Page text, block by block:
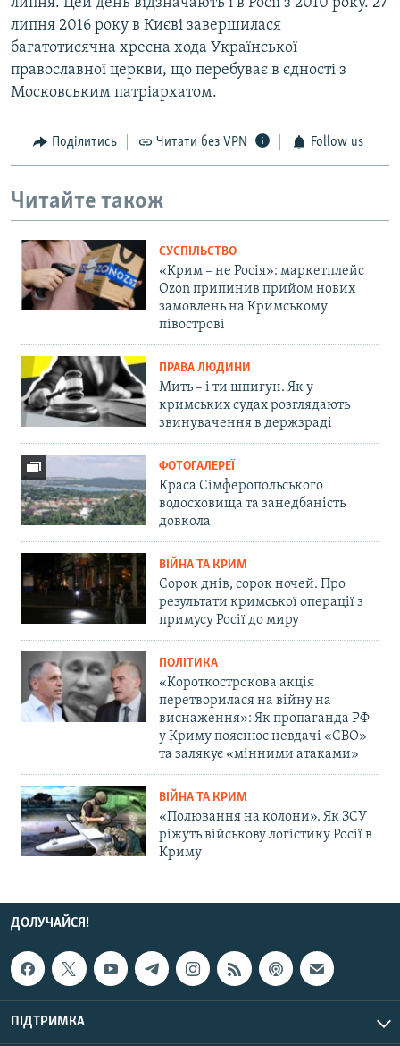
липня. Цей день відзначають і в Росії з 2010 року. 27
липня 2016 року в Києві завершилася
багатотисячна хресна хода Української
православної церкви, що перебуває в єдності з
Московським патріархатом.
Поділитись Читати без VPN Follow us
Читайте також
СУСПІЛЬСТВО
«Крим – не Росія»: маркетплейс
Ozon припинив прийом нових
замовлень на Кримському
півострові
ПРАВА ЛЮДИНИ
Мить – і ти шпигун. Як у
кримських судах розглядають
звинувачення в держзраді
ФОТОГАЛЕРЕЇ
Краса Сімферопольського
водосховища та занедбаність
довкола
ВІЙНА ТА КРИМ
Сорок днів, сорок ночей. Про
результати кримської операції з
примусу Росії до миру
ПОЛІТИКА
«Короткострокова акція
перетворилася на війну на
виснаження»: Як пропаганда РФ
у Криму пояснює невдачі «СВО»
та залякує «мінними атаками»
ВІЙНА ТА КРИМ
«Полювання на колони». Як ЗСУ
ріжуть військову логістику Росії в
Криму
ДОЛУЧАЙСЯ!
ПІДТРИМКА